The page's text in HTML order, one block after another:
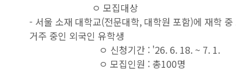
ㅇ 모집대상
- 서울 소재 대학교(전문대학, 대학원 포함)에 재학
거주 중인 외국인 유학생
ㅇ 신청기간 : '26. 6. 18. ~ 7. 1.
ㅇ 모집인원 : 총100명